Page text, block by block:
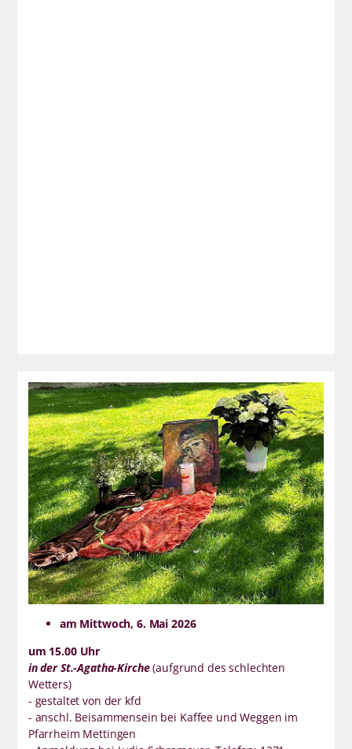
am Mittwoch, 6. Mai 2026
um 15.00 Uhr
in der St.-Agatha-Kirche (aufgrund des schlechten
Wetters)
- gestaltet von der kfd
- anschl. Beisammensein bei Kaffee und Weggen im
Pfarrheim Mettingen